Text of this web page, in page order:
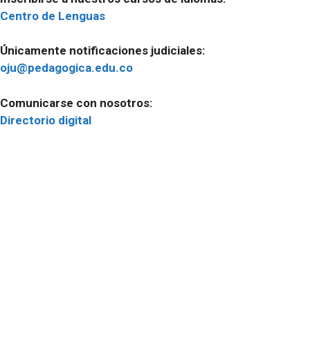
Centro de Lenguas
Únicamente notificaciones judiciales:
oju@pedagogica.edu.co
Comunicarse con nosotros:
Directorio digital